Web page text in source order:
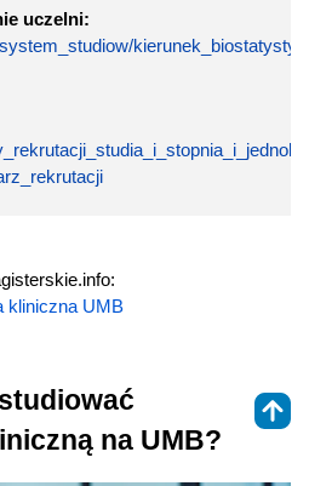
uczelni:
kliniczna UMB
na UMB?